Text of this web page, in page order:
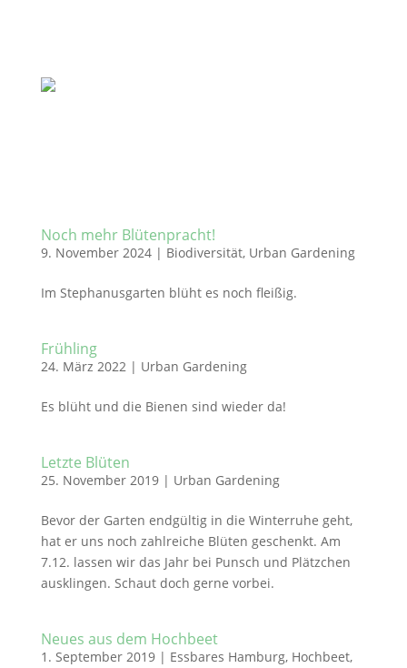
Noch mehr Blütenpracht!
9. November 2024| Biodiversität, Urban Gardening
Im Stephanusgarten blüht es noch fleißig.
Frühling
24. März 2022| Urban Gardening
Es blüht und die Bienen sind wieder da!
Letzte Blüten
25. November 2019| Urban Gardening
Bevor der Garten endgültig in die Winterruhe geht,
hat er uns noch zahlreiche Blüten geschenkt. Am
7.12. lassen wir das Jahr bei Punsch und Plätzchen
ausklingen. Schaut doch gerne vorbei.
Neues aus dem Hochbeet
1. September 2019| Essbares Hamburg, Hochbeet,